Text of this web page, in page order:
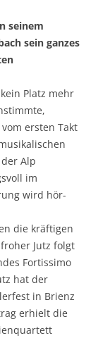
seinem
sein ganzes
Platz mehr
ersten Takt
Alp
im
wird hör-
die kräftigen
Jutz folgt
Fortissimo
hat der
in Brienz
erhielt die